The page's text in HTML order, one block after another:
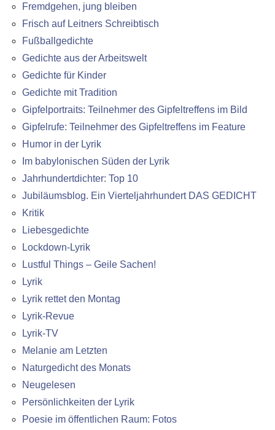
Fremdgehen, jung bleiben
Frisch auf Leitners Schreibtisch
Fußballgedichte
Gedichte aus der Arbeitswelt
Gedichte für Kinder
Gedichte mit Tradition
Gipfelportraits: Teilnehmer des Gipfeltreffens im Bild
Gipfelrufe: Teilnehmer des Gipfeltreffens im Feature
Humor in der Lyrik
Im babylonischen Süden der Lyrik
Jahrhundertdichter: Top 10
Jubiläumsblog. Ein Vierteljahrhundert DAS GEDICHT
Kritik
Liebesgedichte
Lockdown-Lyrik
Lustful Things – Geile Sachen!
Lyrik
Lyrik rettet den Montag
Lyrik-Revue
Lyrik-TV
Melanie am Letzten
Naturgedicht des Monats
Neugelesen
Persönlichkeiten der Lyrik
Poesie im öffentlichen Raum: Fotos